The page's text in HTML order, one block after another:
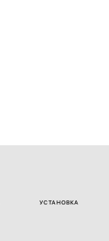
УСТАНОВКА